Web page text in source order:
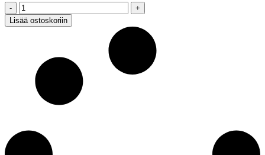
Jättineulepeitto,
100%
Villa,
Lisää ostoskoriin